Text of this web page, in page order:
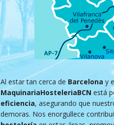
Al estar tan cerca de Barcelona y
MaquinariaHosteleriaBCN está
eficiencia, asegurando que
demoras. Nos enorgullece